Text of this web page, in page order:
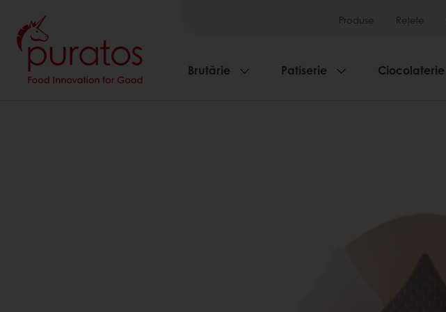
Produse Rețete
Brutărie Patiserie Ciocolaterie